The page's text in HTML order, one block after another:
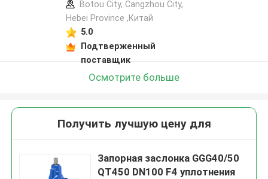
Botou City, Cangzhou City,
Hebei Province ,Китай
5.0
Подтверженный
поставщик
Осмотрите больше
Получить лучшую цену для
Запорная заслонка GGG40/50
QT450 DN100 F4 уплотнения